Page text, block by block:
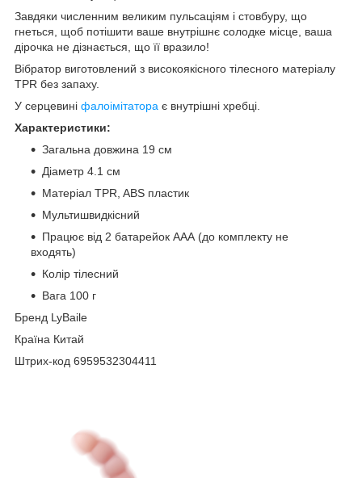
Завдяки численним великим пульсаціям і стовбуру, що
гнеться, щоб потішити ваше внутрішнє солодке місце, ваша
дірочка не дізнається, що її вразило!
Вібратор виготовлений з високоякісного тілесного матеріалу
TPR без запаху.
У серцевині фалоімітатора є внутрішні хребці.
Характеристики:
Загальна довжина 19 см
Діаметр 4.1 см
Матеріал TPR, ABS пластик
Мультишвидкісний
Працює від 2 батарейок ААА (до комплекту не
входять)
Колір тілесний
Вага 100 г
Бренд LyBaile
Країна Китай
Штрих-код 6959532304411